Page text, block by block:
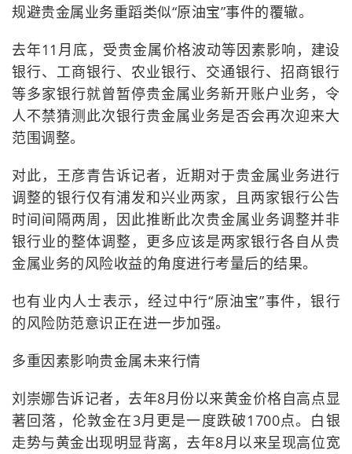
规避贵金属业务重蹈类似“原油宝”事件的覆辙。
去年11月底，受贵金属价格波动等因素影响，建设
银行、工商银行、农业银行、交通银行、招商银行
等多家银行就曾暂停贵金属业务新开账户业务，令
人不禁猜测此次银行贵金属业务是否会再次迎来大
范围调整。
对此，王彦青告诉记者，近期对于贵金属业务进行
调整的银行仅有浦发和兴业两家，且两家银行公告
时间间隔两周，因此推断此次贵金属业务调整并非
银行业的整体调整，更多应该是两家银行各自从贵
金属业务的风险收益的角度进行考量后的结果。
也有业内人士表示，经过中行“原油宝”事件，银行
的风险防范意识正在进一步加强。
多重因素影响贵金属未来行情
刘崇娜告诉记者，去年8月份以来黄金价格自高点显
著回落，伦敦金在3月更是一度跌破1700点。白银
走势与黄金出现明显背离，去年8月以来呈现高位宽